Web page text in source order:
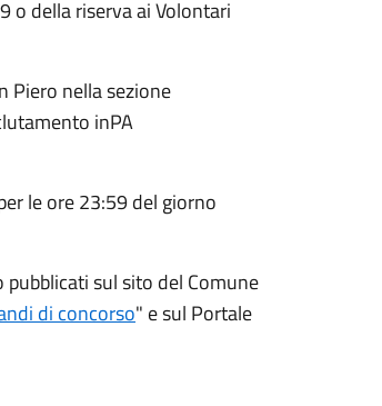
o della riserva ai Volontari
Piero nella sezione
inPA
le ore 23:59 del giorno
sul sito del Comune
di concorso" e sul Portale